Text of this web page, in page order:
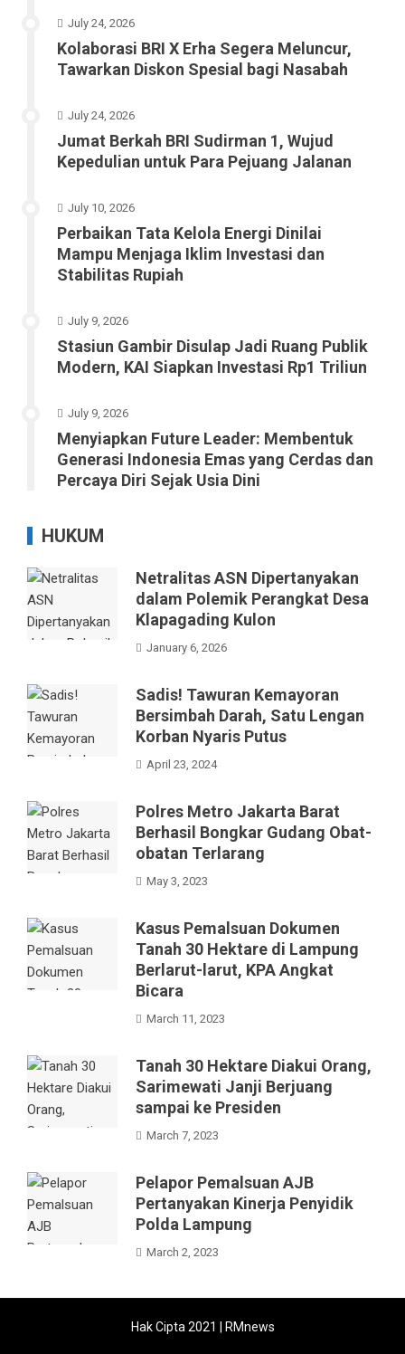
July 24, 2026
Kolaborasi BRI X Erha Segera Meluncur,
Tawarkan Diskon Spesial bagi Nasabah
July 24, 2026
Jumat Berkah BRI Sudirman 1, Wujud
Kepedulian untuk Para Pejuang Jalanan
July 10, 2026
Perbaikan Tata Kelola Energi Dinilai
Mampu Menjaga Iklim Investasi dan
Stabilitas Rupiah
July 9, 2026
Stasiun Gambir Disulap Jadi Ruang Publik
Modern, KAI Siapkan Investasi Rp1 Triliun
July 9, 2026
Menyiapkan Future Leader: Membentuk
Generasi Indonesia Emas yang Cerdas dan
Percaya Diri Sejak Usia Dini
HUKUM
Netralitas ASN Dipertanyakan
dalam Polemik Perangkat Desa
Klapagading Kulon
January 6, 2026
Sadis! Tawuran Kemayoran
Bersimbah Darah, Satu Lengan
Korban Nyaris Putus
April 23, 2024
Polres Metro Jakarta Barat
Berhasil Bongkar Gudang Obat-
obatan Terlarang
May 3, 2023
Kasus Pemalsuan Dokumen
Tanah 30 Hektare di Lampung
Berlarut-larut, KPA Angkat
Bicara
March 11, 2023
Tanah 30 Hektare Diakui Orang,
Sarimewati Janji Berjuang
sampai ke Presiden
March 7, 2023
Pelapor Pemalsuan AJB
Pertanyakan Kinerja Penyidik
Polda Lampung
March 2, 2023
Hak Cipta 2021 | RMnews